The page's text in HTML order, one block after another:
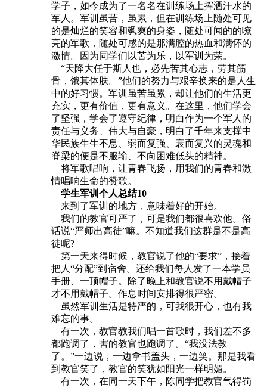
学子，如今成为了一名名在训练场上挥洒汗水的
军人。军训虽苦，虽累，但在训练场上随处可见
的是灿烂的笑容和飒爽的身姿，随处可闻的的嘹
亮的军歌，随处可感的是那满腔的热血和满怀的
激情。因为同学们以苦为乐，以军训为荣。
“天降大任于斯人也，必先苦其心志，劳其筋
骨，饿其体肤。”他们的努力与艰辛换来的是人生
中的好习惯。军训虽苦虽累，却让他们的生活更
充实，更有价值，更有意义。在这里，他们学会
了坚强，学会了遵守纪律，明白作为一个军人的
责任与义务、伟大与自豪，明白了千年来支撑中
华民族生生不息、弱而复强、衰而复兴的灵魂和
脊梁的便是不服输、不向困难低头的精神。
将军歌唱响，让青春飞扬，用我们的青春和激
情唱响生命的赞歌。
学生军训个人总结10
来到了军训的地方，意味着好的开始。
我们的教官可严了，可是我们都很喜欢他。俗
话说“严师出高徒”嘛。不知道我们这群是不是高
徒呢?
第一天来得时候，教官说了他的“要求”，接着
把人“分配”到宿舍。还给我们每人发了一本学员
手册、一顶帽子。除了晚上和教官说不用戴帽子
才不用戴帽子。作息时间安排得很严密。
虽然军训生活是特严的，可我很开心，也有我
难忘的事。
有一次，教官教我们唱一首歌时，我们差不多
都跑调了，害的教官也跑调了。“我没法教
了。”一边说，一边拿书盖头，一边笑。那是我看
到教官笑了，教官的笑犹如阳光一样明媚。
有一次，在同一天下午，陈同学把教官气得罚